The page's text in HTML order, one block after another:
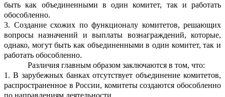
быть как объединенными в один комитет, так и работать
обособленно.
3. Создание схожих по функционалу комитетов, решающих
вопросы назначений и выплаты вознаграждений, которые,
однако, могут быть как объединенными в один комитет, так и
работать обособленно.
Различия главным образом заключаются в том, что:
1. В зарубежных банках отсутствует объединение комитетов,
распространенное в России, комитеты создаются обособленно